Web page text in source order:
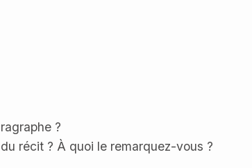
?
récit ? À quoi le remarquez-vous ?